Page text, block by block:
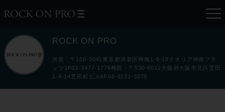
ROCK ON PRO
渋谷：〒150-0041東京都渋谷区神南1-8-18クオリア神南フラ
ッツ1F03-3477-1776梅田：〒530-0012大阪府大阪市北区芝田
1-4-14芝田町ビル6F06-6131-3078